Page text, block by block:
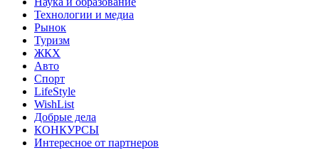
Технологии и медиа
Рынок
Туризм
ЖКХ
Авто
Спорт
LifeStyle
WishList
Добрые дела
КОНКУРСЫ
Интересное от партнеров